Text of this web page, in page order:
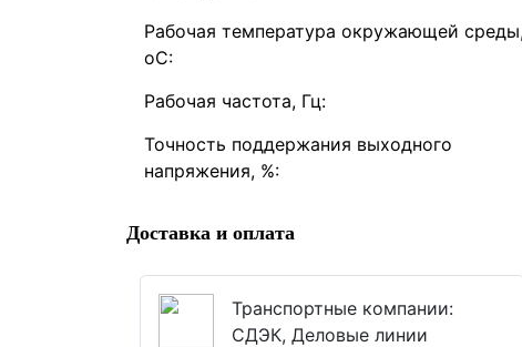
Рабочая температура окружающей
оС:
Рабочая частота, Гц:
Точность поддержания выходного
напряжения, %:
Доставка и оплата
Транспортные компании:
СДЭК, Деловые линии